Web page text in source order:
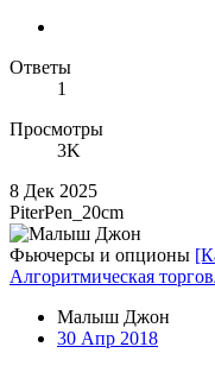
Ответы
1
Просмотры
3K
8 Дек 2025
PiterPen_20cm
Фьючерсы и опционы
Алгоритмическая
Малыш Джон
30 Апр 2018